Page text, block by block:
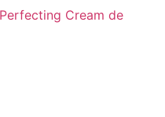
Cream de